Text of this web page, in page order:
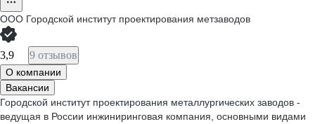
ООО Городской институт проектирования метзаводов
3,9 9 отзывов
О компании
Вакансии
Городской институт проектирования металлургических заводов -
ведущая в России инжиниринговая компания, основными видами